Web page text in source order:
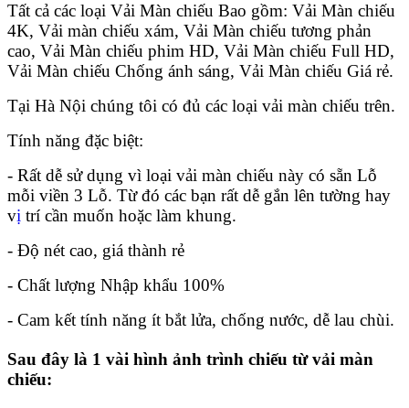
Tất cả các loại Vải Màn chiếu Bao gồm: Vải Màn chiếu
4K, Vải màn chiếu xám, Vải Màn chiếu tương phản
cao, Vải Màn chiếu phim HD, Vải Màn chiếu Full HD,
Vải Màn chiếu Chống ánh sáng, Vải Màn chiếu Giá rẻ.
Tại Hà Nội chúng tôi có đủ các loại vải màn chiếu trên.
Tính năng đặc biệt:
- Rất dễ sử dụng vì loại vải màn chiếu này có sẵn Lỗ
mỗi viền 3 Lỗ. Từ đó các bạn rất dễ gắn lên tường hay
vị trí cần muốn hoặc làm khung.
- Độ nét cao, giá thành rẻ
- Chất lượng Nhập khẩu 100%
- Cam kết tính năng ít bắt lửa, chống nước, dễ lau chùi.
Sau đây là 1 vài hình ảnh trình chiếu từ vải màn
chiếu: